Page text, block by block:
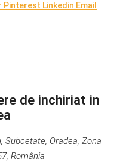
Pinterest Linkedin Email
de inchiriat in
Subcetate, Oradea, Zona
România